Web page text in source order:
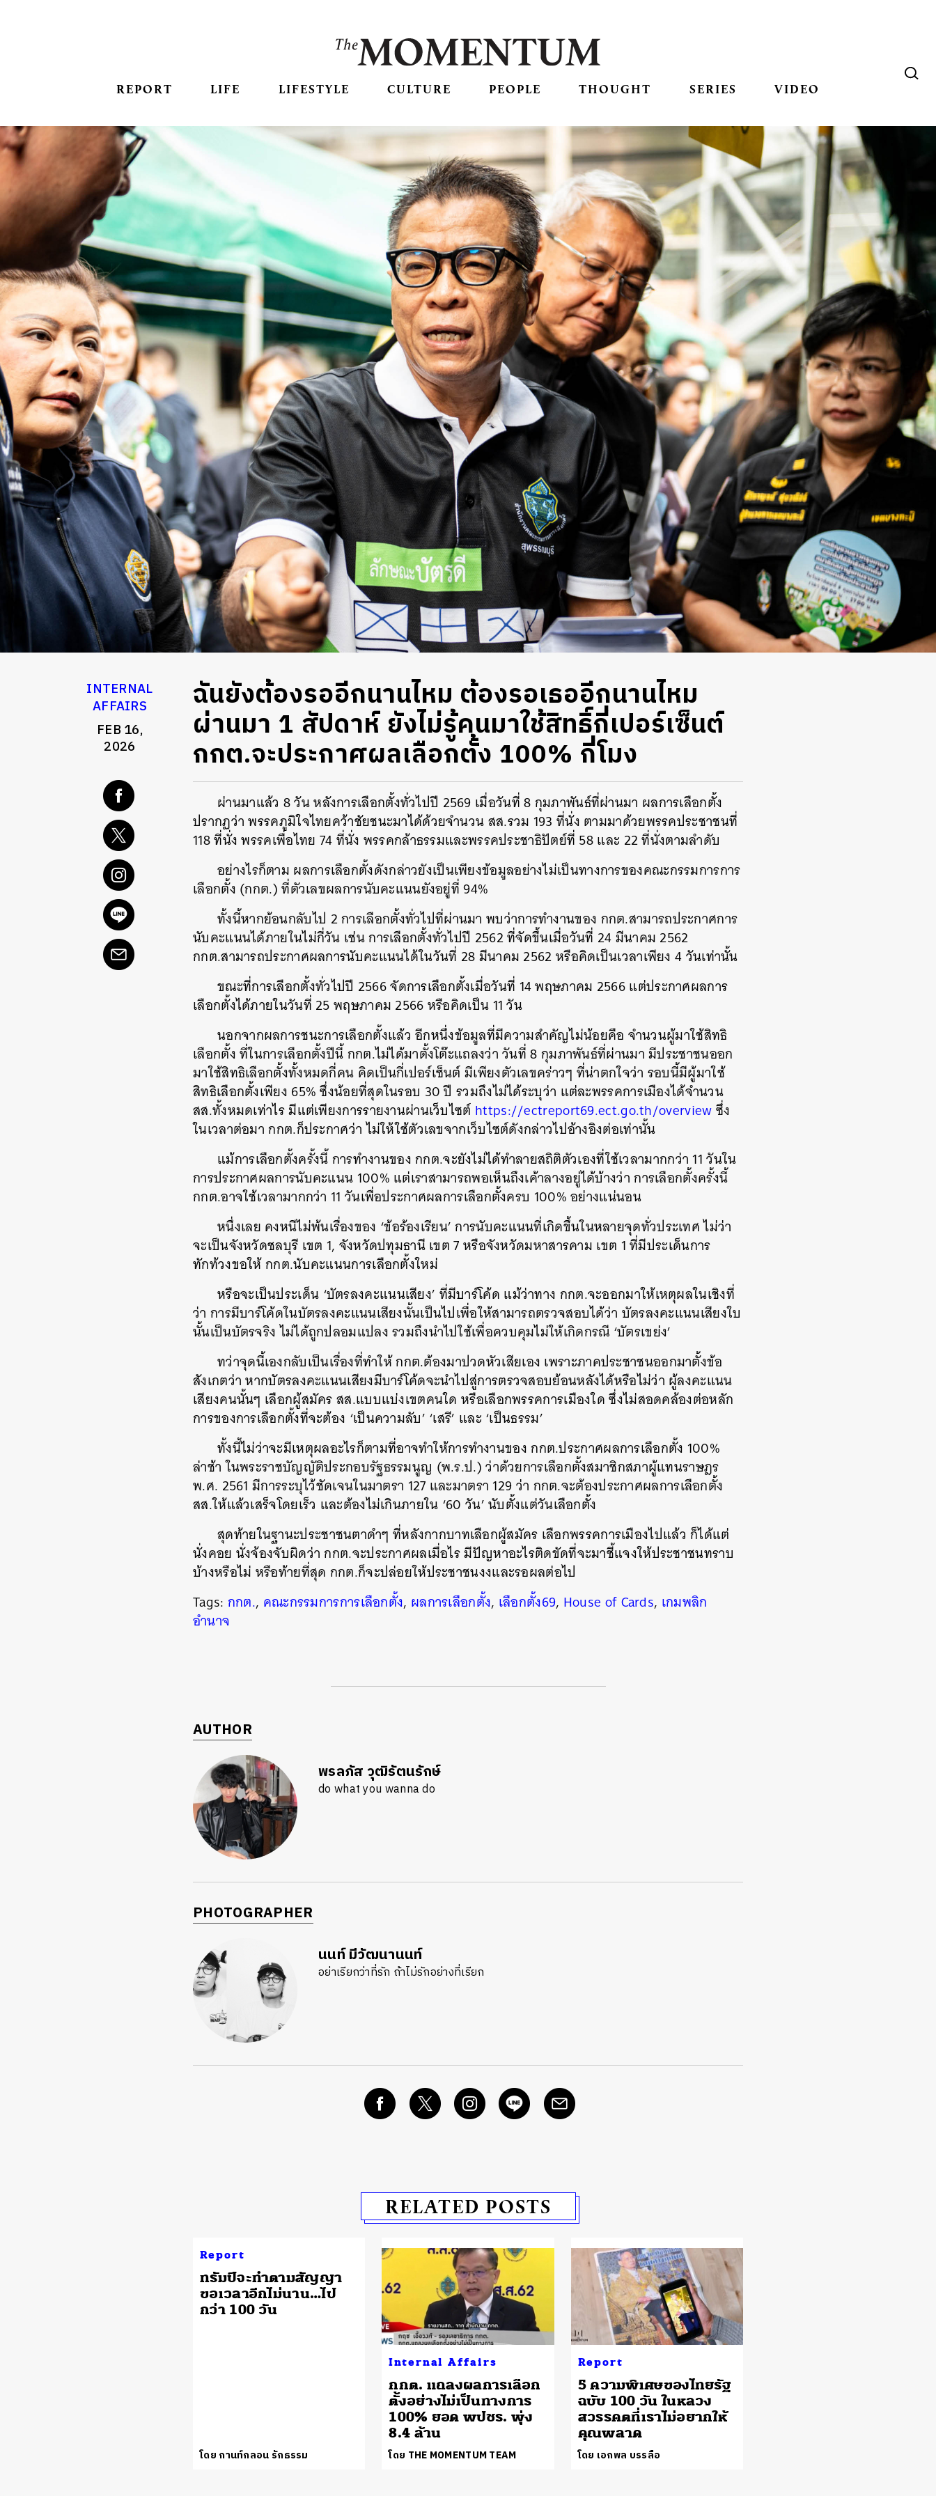
REPORT LIFE LIFESTYLE CULTURE PEOPLE THOUGHT SERIES VIDEO
INTERNAL
AFFAIRS
FEB 16,
2026
ฉันยังต้องรออีกนานไหม ต้องรอเธออีกนานไหม
ผ่านมา 1 สัปดาห์ ยังไม่รู้คนมาใช้สิทธิ์กี่เปอร์เซ็นต์
กกต.จะประกาศผลเลือกตั้ง 100% กี่โมง
ผ่านมาแล้ว 8 วัน หลังการเลือกตั้งทั่วไปปี 2569 เมื่อวันที่ 8 กุมภาพันธ์ที่ผ่านมา ผลการเลือกตั้ง
ปรากฏว่า พรรคภูมิใจไทยคว้าชัยชนะมาได้ด้วยจำนวน สส.รวม 193 ที่นั่ง ตามมาด้วยพรรคประชาชนที่
118 ที่นั่ง พรรคเพื่อไทย 74 ที่นั่ง พรรคกล้าธรรมและพรรคประชาธิปัตย์ที่ 58 และ 22 ที่นั่งตามลำดับ
อย่างไรก็ตาม ผลการเลือกตั้งดังกล่าวยังเป็นเพียงข้อมูลอย่างไม่เป็นทางการของคณะกรรมการการ
เลือกตั้ง (กกต.) ที่ตัวเลขผลการนับคะแนนยังอยู่ที่ 94%
ทั้งนี้หากย้อนกลับไป 2 การเลือกตั้งทั่วไปที่ผ่านมา พบว่าการทำงานของ กกต.สามารถประกาศการ
นับคะแนนได้ภายในไม่กี่วัน เช่น การเลือกตั้งทั่วไปปี 2562 ที่จัดขึ้นเมื่อวันที่ 24 มีนาคม 2562
กกต.สามารถประกาศผลการนับคะแนนได้ในวันที่ 28 มีนาคม 2562 หรือคิดเป็นเวลาเพียง 4 วันเท่านั้น
ขณะที่การเลือกตั้งทั่วไปปี 2566 จัดการเลือกตั้งเมื่อวันที่ 14 พฤษภาคม 2566 แต่ประกาศผลการ
เลือกตั้งได้ภายในวันที่ 25 พฤษภาคม 2566 หรือคิดเป็น 11 วัน
นอกจากผลการชนะการเลือกตั้งแล้ว อีกหนึ่งข้อมูลที่มีความสำคัญไม่น้อยคือ จำนวนผู้มาใช้สิทธิ
เลือกตั้ง ที่ในการเลือกตั้งปีนี้ กกต.ไม่ได้มาตั้งโต๊ะแถลงว่า วันที่ 8 กุมภาพันธ์ที่ผ่านมา มีประชาชนออก
มาใช้สิทธิเลือกตั้งทั้งหมดกี่คน คิดเป็นกี่เปอร์เซ็นต์ มีเพียงตัวเลขคร่าวๆ ที่น่าตกใจว่า รอบนี้มีผู้มาใช้
สิทธิเลือกตั้งเพียง 65% ซึ่งน้อยที่สุดในรอบ 30 ปี รวมถึงไม่ได้ระบุว่า แต่ละพรรคการเมืองได้จำนวน
สส.ทั้งหมดเท่าไร มีแต่เพียงการรายงานผ่านเว็บไซต์ https://ectreport69.ect.go.th/overviewซึ่ง
ในเวลาต่อมา กกต.ก็ประกาศว่า ไม่ให้ใช้ตัวเลขจากเว็บไซต์ดังกล่าวไปอ้างอิงต่อเท่านั้น
แม้การเลือกตั้งครั้งนี้ การทำงานของ กกต.จะยังไม่ได้ทำลายสถิติตัวเองที่ใช้เวลามากกว่า 11 วันใน
การประกาศผลการนับคะแนน 100% แต่เราสามารถพอเห็นถึงเค้าลางอยู่ได้บ้างว่า การเลือกตั้งครั้งนี้
กกต.อาจใช้เวลามากกว่า 11 วันเพื่อประกาศผลการเลือกตั้งครบ 100% อย่างแน่นอน
หนึ่งเลย คงหนีไม่พ้นเรื่องของ ‘ข้อร้องเรียน’ การนับคะแนนที่เกิดขึ้นในหลายจุดทั่วประเทศ ไม่ว่า
จะเป็นจังหวัดชลบุรี เขต 1, จังหวัดปทุมธานี เขต 7 หรือจังหวัดมหาสารคาม เขต 1 ที่มีประเด็นการ
ทักท้วงขอให้ กกต.นับคะแนนการเลือกตั้งใหม่
หรือจะเป็นประเด็น ‘บัตรลงคะแนนเสียง’ ที่มีบาร์โค้ด แม้ว่าทาง กกต.จะออกมาให้เหตุผลในเชิงที่
ว่า การมีบาร์โค้ดในบัตรลงคะแนนเสียงนั้นเป็นไปเพื่อให้สามารถตรวจสอบได้ว่า บัตรลงคะแนนเสียงใบ
นั้นเป็นบัตรจริง ไม่ได้ถูกปลอมแปลง รวมถึงนำไปใช้เพื่อควบคุมไม่ให้เกิดกรณี ‘บัตรเขย่ง’
ทว่าจุดนี้เองกลับเป็นเรื่องที่ทำให้ กกต.ต้องมาปวดหัวเสียเอง เพราะภาคประชาชนออกมาตั้งข้อ
สังเกตว่า หากบัตรลงคะแนนเสียงมีบาร์โค้ดจะนำไปสู่การตรวจสอบย้อนหลังได้หรือไม่ว่า ผู้ลงคะแนน
เสียงคนนั้นๆ เลือกผู้สมัคร สส.แบบแบ่งเขตคนใด หรือเลือกพรรคการเมืองใด ซึ่งไม่สอดคล้องต่อหลัก
การของการเลือกตั้งที่จะต้อง ‘เป็นความลับ’ ‘เสรี’ และ ‘เป็นธรรม’
ทั้งนี้ไม่ว่าจะมีเหตุผลอะไรก็ตามที่อาจทำให้การทำงานของ กกต.ประกาศผลการเลือกตั้ง 100%
ล่าช้า ในพระราชบัญญัติประกอบรัฐธรรมนูญ (พ.ร.ป.) ว่าด้วยการเลือกตั้งสมาชิกสภาผู้แทนราษฎร
พ.ศ. 2561 มีการระบุไว้ชัดเจนในมาตรา 127 และมาตรา 129 ว่า กกต.จะต้องประกาศผลการเลือกตั้ง
สส.ให้แล้วเสร็จโดยเร็ว และต้องไม่เกินภายใน ‘60 วัน’ นับตั้งแต่วันเลือกตั้ง
สุดท้ายในฐานะประชาชนตาดำๆ ที่หลังกากบาทเลือกผู้สมัคร เลือกพรรคการเมืองไปแล้ว ก็ได้แต่
นั่งคอย นั่งจ้องจับผิดว่า กกต.จะประกาศผลเมื่อไร มีปัญหาอะไรติดขัดที่จะมาชี้แจงให้ประชาชนทราบ
บ้างหรือไม่ หรือท้ายที่สุด กกต.ก็จะปล่อยให้ประชาชนงงและรอผลต่อไป
Tags: กกต., คณะกรรมการการเลือกตั้ง, ผลการเลือกตั้ง, เลือกตั้ง69, House of Cards, เกมพลิก
อำนาจ
AUTHOR
พรลภัส วุฒิรัตนรักษ์
do what you wanna do
PHOTOGRAPHER
นนท์ มีวัฒนานนท์
อย่าเรียกว่าที่รัก ถ้าไม่รักอย่างที่เรียก
RELATED POSTS
Report
ทรัมป์จะทำตามสัญญา
ขอเวลาอีกไม่นาน…ไป
กว่า 100 วัน
โดย กานท์กลอน รักธรรม
Internal Affairs
กกต. แถลงผลการเลือก
ตั้งอย่างไม่เป็นทางการ
100% ยอด พปชร. พุ่ง
8.4 ล้าน
โดย THE MOMENTUM TEAM
Report
5 ความพิเศษของไทยรัฐ
ฉบับ 100 วัน ในหลวง
สวรรคตที่เราไม่อยากให้
คุณพลาด
โดย เอกพล บรรลือ
SHARE TWEET LINE EMAIL